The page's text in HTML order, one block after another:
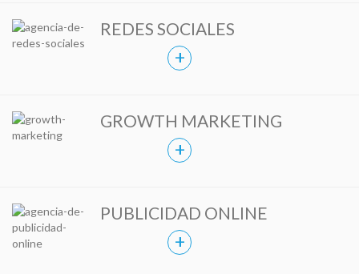
REDES SOCIALES
+
GROWTH MARKETING
+
PUBLICIDAD ONLINE
+